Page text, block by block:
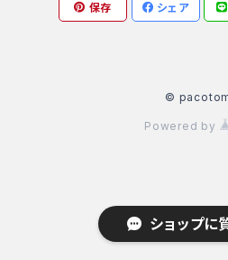
保存 シェア
©
Powered by
ショップに